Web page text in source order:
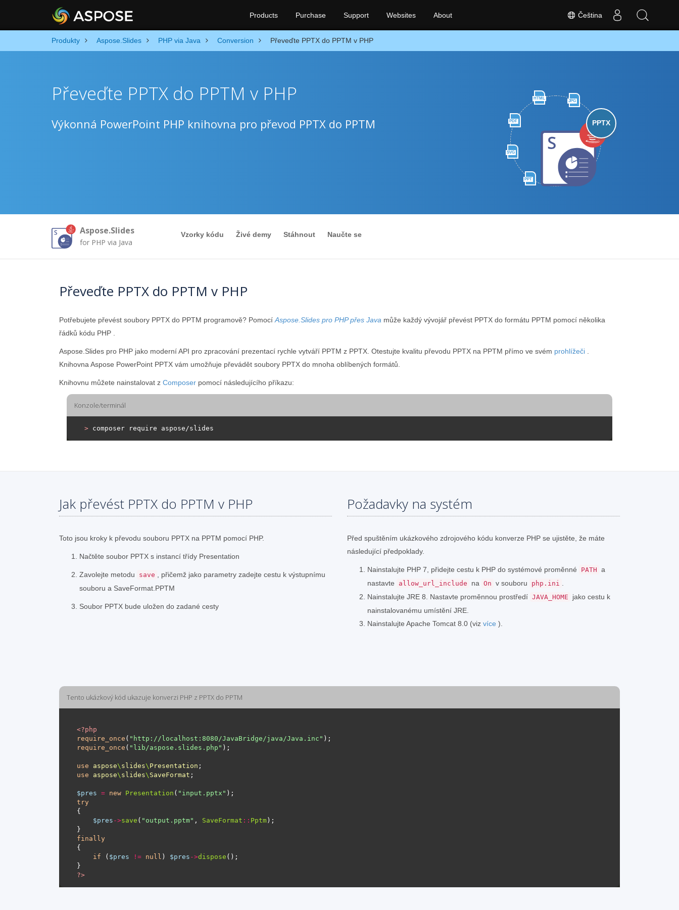
Čeština
Products Purchase Support Websites About
Produkty Aspose.Slides PHP via Java Conversion Převeďte PPTX do PPTM v PHP
HTML
JPG
PDF
SVG
PPT
PPTX
Převeďte PPTX do PPTM v PHP
Výkonná PowerPoint PHP knihovna pro převod PPTX do PPTM
Aspose.Slides
for PHP via Java
Vzorky kódu Živé demy Stáhnout Naučte se
Převeďte PPTX do PPTM v PHP
Potřebujete převést soubory PPTX do PPTM programově? Pomocí Aspose.Slides pro PHP přes Java může každý vývojář převést PPTX do formátu PPTM pomocí několika
řádků kódu PHP .
Aspose.Slides pro PHP jako moderní API pro zpracování prezentací rychle vytváří PPTM z PPTX. Otestujte kvalitu převodu PPTX na PPTM přímo ve svém prohlížeči
Knihovna Aspose PowerPoint PPTX vám umožňuje převádět soubory PPTX do mnoha oblíbených formátů.
Knihovnu můžete nainstalovat z Composer pomocí následujícího příkazu:
Konzole/terminál
> composer require aspose/slides
Jak převést PPTX do PPTM v PHP
Toto jsou kroky k převodu souboru PPTX na PPTM pomocí PHP.
Načtěte soubor PPTX s instancí třídy Presentation
Zavolejte metodu save
, přičemž jako parametry zadejte cestu k výstupnímu
souboru a SaveFormat.PPTM
Soubor PPTX bude uložen do zadané cesty
Požadavky na systém
Před spuštěním ukázkového zdrojového kódu konverze PHP se ujistěte, že máte
následující předpoklady.
Nainstalujte PHP 7, přidejte cestu k PHP do systémové proměnné PATH a
nastavte
allow_url_include na On v souboru php.ini
Nainstalujte JRE 8. Nastavte proměnnou prostředí JAVA_HOME
jako cestu k
nainstalovanému umístění JRE.
Nainstalujte Apache Tomcat 8.0 (viz více ).
Tento ukázkový kód ukazuje konverzi PHP z PPTX do PPTM
<?php
require_once ( "http://localhost:8080/JavaBridge/java/Java.inc"
require_once ( "lib/aspose.slides.php"
use aspose\ slides\ Presentation
use
aspose\ slides\ SaveFormat
$pres = new Presentation ( "input.pptx"
try
$pres ->save ( "output.pptm" , SaveFormat :: Pptm
finally
if ( $pres != null ) $pres ->dispose
?>